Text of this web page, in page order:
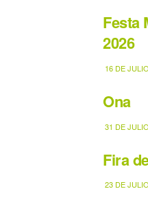
Festa
2026
16 DE
Ona
31 DE
Fira
23 DE